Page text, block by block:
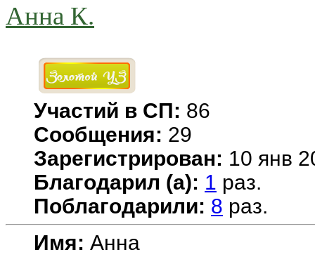
Анна К.
Участий в СП: 86
Сообщения: 29
Зарегистрирован: 10 янв
Благодарил (а): 1 раз.
Поблагодарили: 8 раз.
Имя: Анна